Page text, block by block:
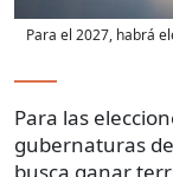
Para el 2027, habrá
Para las
gubernaturas
busca ganar